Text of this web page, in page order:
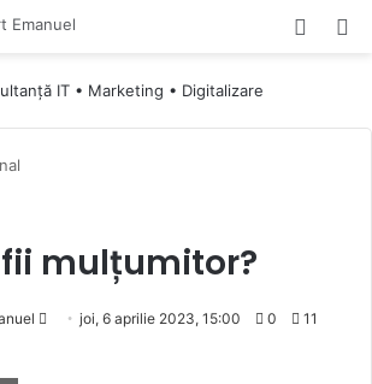
mulțumitor?
Sendjoi, 6 aprilie 2023, 15:00 0 11